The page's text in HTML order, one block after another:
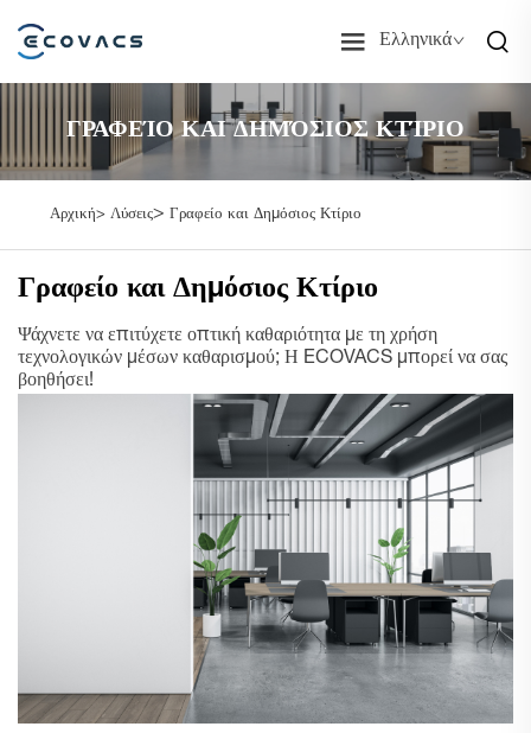
Ελληνικά
ΓΡΑΦΕΊΟ ΚΑΙ ΔΗΜΌΣΙΟΣ ΚΤΊΡΙΟ
Αρχική> Λύσεις> Γραφείο και Δημόσιος Κτίριο
Γραφείο και Δημόσιος Κτίριο
Ψάχνετε να επιτύχετε οπτική καθαριότητα με τη χρήση
τεχνολογικών μέσων καθαρισμού; Η ECOVACS μπορεί να σας
βοηθήσει!